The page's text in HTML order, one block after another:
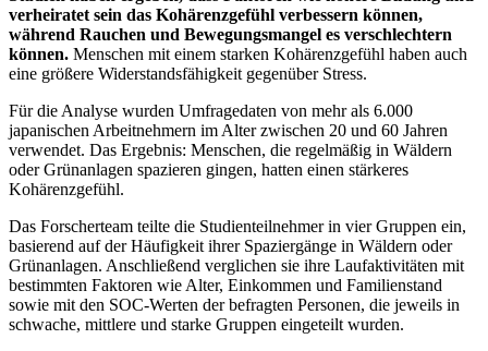
verheiratet sein das Kohärenzgefühl verbessern können,
während Rauchen und Bewegungsmangel es verschlechtern
können. Menschen mit einem starken Kohärenzgefühl haben auch
eine größere Widerstandsfähigkeit gegenüber Stress.
Für die Analyse wurden Umfragedaten von mehr als 6.000
japanischen Arbeitnehmern im Alter zwischen 20 und 60 Jahren
verwendet. Das Ergebnis: Menschen, die regelmäßig in Wäldern
oder Grünanlagen spazieren gingen, hatten einen stärkeres
Kohärenzgefühl.
Das Forscherteam teilte die Studienteilnehmer in vier Gruppen ein,
basierend auf der Häufigkeit ihrer Spaziergänge in Wäldern oder
Grünanlagen. Anschließend verglichen sie ihre Laufaktivitäten mit
bestimmten Faktoren wie Alter, Einkommen und Familienstand
sowie mit den SOC-Werten der befragten Personen, die jeweils in
schwache, mittlere und starke Gruppen eingeteilt wurden.